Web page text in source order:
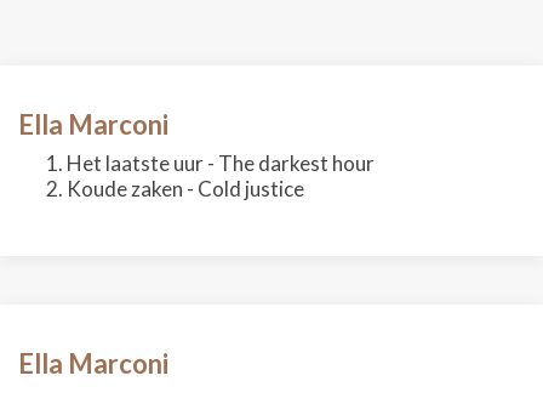
Ella Marconi
Het laatste uur - The darkest hour
Koude zaken - Cold justice
Ella Marconi